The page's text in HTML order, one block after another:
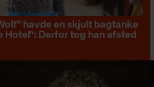
havde en skjult bagtanke
Hotel”: Derfor tog han afsted